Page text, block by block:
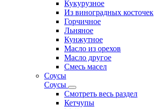
Кукурузное
Из виноградных косточек
Горчичное
Льняное
Кунжутное
Масло из орехов
Масло другое
Смесь масел
Соусы
Соусы
Смотреть весь раздел
Кетчупы